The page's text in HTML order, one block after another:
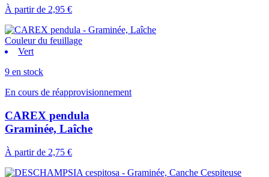
À partir de 2,95 €
Couleur du feuillage
Vert
9 en stock
En cours de réapprovisionnement
CAREX pendula
Graminée, Laîche
À partir de 2,75 €